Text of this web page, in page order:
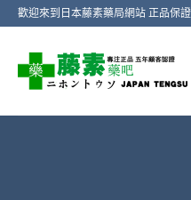
歡迎來到日本藤素藥局網站 正品保